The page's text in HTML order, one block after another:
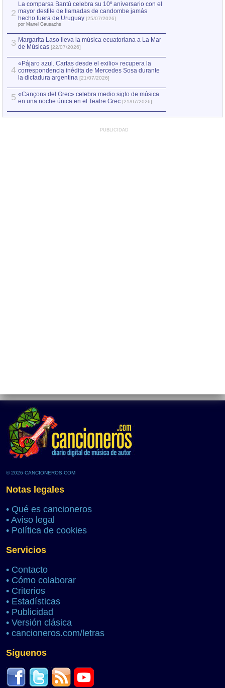
2
La comparsa Bantú celebra su 10º aniversario con el
mayor desfile de llamadas de candombe jamás
hecho fuera de Uruguay [25/07/2026]
por Manel Gausachs
3 Margarita Laso lleva la música ecuatoriana a La Mar
de Músicas [22/07/2026]
4
«Pájaro azul. Cartas desde el exilio» recupera la
correspondencia inédita de Mercedes Sosa durante
la dictadura argentina [21/07/2026]
5 «Cançons del Grec» celebra medio siglo de música
en una noche única en el Teatre Grec [21/07/2026]
PUBLICIDAD
© 2026 CANCIONEROS.COM
Notas legales
• Qué es cancioneros
• Aviso legal
• Política de cookies
Servicios
• Contacto
• Cómo colaborar
• Criterios
• Estadísticas
• Publicidad
• Versión clásica
• cancioneros.com/letras
Síguenos